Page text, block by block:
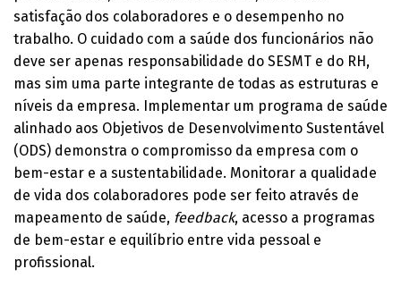
satisfação dos colaboradores e o desempenho no
trabalho. O cuidado com a saúde dos funcionários não
deve ser apenas responsabilidade do SESMT e do RH,
mas sim uma parte integrante de todas as estruturas e
níveis da empresa. Implementar um programa de saúde
alinhado aos Objetivos de Desenvolvimento Sustentável
(ODS) demonstra o compromisso da empresa com o
bem-estar e a sustentabilidade. Monitorar a qualidade
de vida dos colaboradores pode ser feito através de
mapeamento de saúde, feedback, acesso a programas
de bem-estar e equilíbrio entre vida pessoal e
profissional.